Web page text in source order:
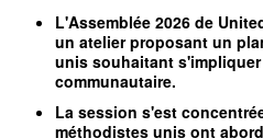
L'Assemblée 2026 de
un atelier proposant un
unis souhaitant
communautaire.
La session s'est
méthodistes unis ont